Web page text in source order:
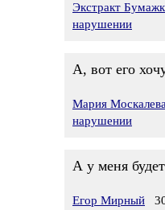
Экстракт
нарушении
А, вот его
Мария Москалева
нарушении
А у меня
Егор Мирный